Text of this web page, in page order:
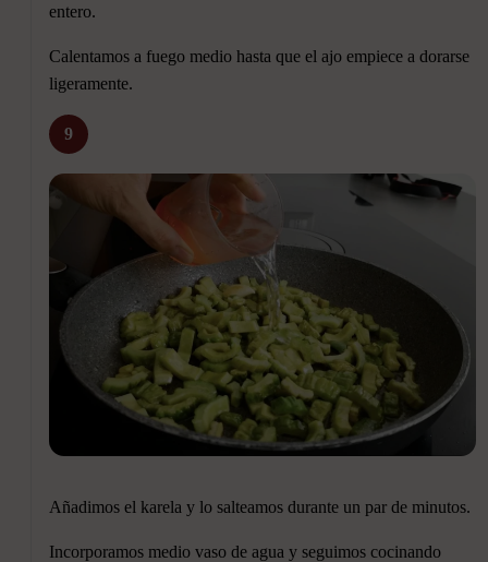
entero.
Calentamos a fuego medio hasta que el ajo empiece a dorarse
ligeramente.
9
Añadimos el karela y lo salteamos durante un par de minutos.
Incorporamos medio vaso de agua y seguimos cocinando